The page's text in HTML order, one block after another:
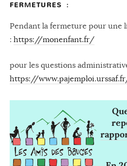
FERMETURES :
Pendant la fermeture pour une
: https://monenfant.fr/
pour les questions
https://